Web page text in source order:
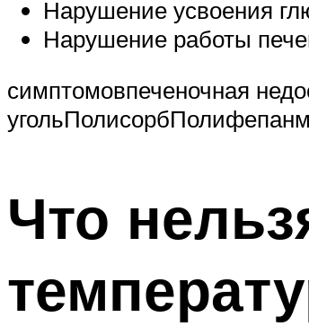
Нарушение усвоения
Нарушение работы
симптомовпеченочная
Что